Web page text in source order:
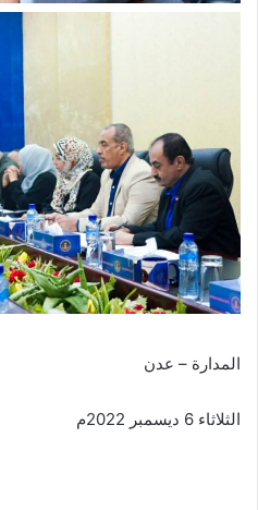
المدارة – عدن
الثلاثاء 6 ديسمبر 2022م